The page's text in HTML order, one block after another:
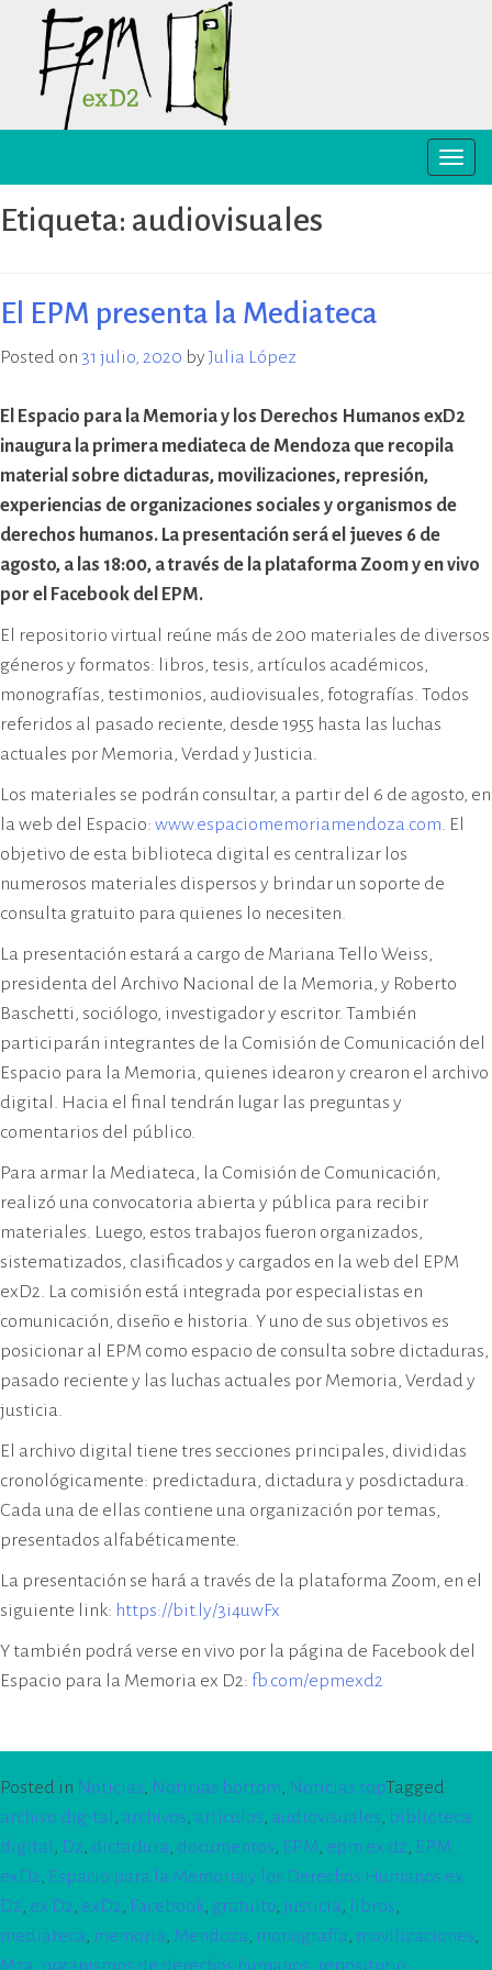
content
Derechos Humanos exD2 (EPM
ex-D2) es un sitio recuperado para
preservación y difusión de la
promoción de los derechos
humanos. Sus instalaciones
pertenecieron al Departamento
Mendoza (D2) y fueron destinadas
a la represión política ilegal, antes
y durante la última dictadura
cívico-militar. El lugar fue sede del
Centro Clandestino de Detención,
Tortura y Extermino más
importante del Gran Mendoza.
Toggle
Etiqueta: audiovisuales
El EPM presenta la Mediateca
Posted on 31 julio, 2020 byJulia López
El Espacio para la Memoria y los Derechos Humanos exD2
inaugura la primera mediateca de Mendoza que recopila
material sobre dictaduras, movilizaciones, represión,
experiencias de organizaciones sociales y organismos de
derechos humanos. La presentación será el jueves 6 de
agosto, a las 18:00, a través de la plataforma Zoom y en vivo
por el Facebook del EPM.
El repositorio virtual reúne más de 200 materiales de diversos
géneros y formatos: libros, tesis, artículos académicos,
monografías, testimonios, audiovisuales, fotografías. Todos
referidos al pasado reciente, desde 1955 hasta las luchas
actuales por Memoria, Verdad y Justicia.
Los materiales se podrán consultar, a partir del 6 de agosto, en
la web del Espacio: www.espaciomemoriamendoza.com. El
objetivo de esta biblioteca digital es centralizar los
numerosos materiales dispersos y brindar un soporte de
consulta gratuito para quienes lo necesiten.
La presentación estará a cargo de Mariana Tello Weiss,
presidenta del Archivo Nacional de la Memoria, y Roberto
Baschetti, sociólogo, investigador y escritor. También
participarán integrantes de la Comisión de Comunicación del
Espacio para la Memoria, quienes idearon y crearon el archivo
digital. Hacia el final tendrán lugar las preguntas y
comentarios del público.
Para armar la Mediateca, la Comisión de Comunicación,
realizó una convocatoria abierta y pública para recibir
materiales. Luego, estos trabajos fueron organizados,
sistematizados, clasificados y cargados en la web del EPM
exD2. La comisión está integrada por especialistas en
comunicación, diseño e historia. Y uno de sus objetivos es
posicionar al EPM como espacio de consulta sobre dictaduras,
pasado reciente y las luchas actuales por Memoria, Verdad y
justicia.
El archivo digital tiene tres secciones principales, divididas
cronológicamente: predictadura, dictadura y posdictadura.
Cada una de ellas contiene una organización por temas,
presentados alfabéticamente.
La presentación se hará a través de la plataforma Zoom, en el
siguiente link: https://bit.ly/3i4uwFx
Y también podrá verse en vivo por la página de Facebook del
Espacio para la Memoria ex D2: fb.com/epmexd2
Posted in Noticias, Noticias bottom, Noticias topTagged
archivo digital , archivos, artículos, audiovisuales, biblioteca
digital , D2, dictadura, documentos, EPM, epm ex d2, EPM
exD2, Espacio para la Memoria y los Derechos Humanos ex
D2, ex D2, exD2, Facebook, gratuito, justicia, libros,
mediateca, memoria, Mendoza, monografía, movilizaciones,